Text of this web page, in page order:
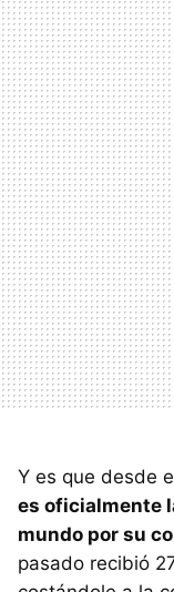
Y es que desde
es oficialmente
mundo por su
pasado recibió